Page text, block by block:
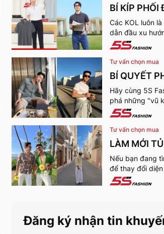
BÍ KÍP PHỐI
CÙNG KOL
STYLE THU
MỌI
Các KOL luôn
dẫn đầu xu
Hãy cùng 5S
những bí kíp
cùng KOL “bao
nhé!
Tư vấn chọn mua
BÍ QUYẾT
NAM VẠM
HÚT PHÁI
Hãy cùng 5S
phá những "vũ
để trở thành
nhờ “tận dụng”
ưu điếm sở hữu
vỡ của mình nhé:
Tư vấn chọn mua
LÀM MỚI
XU HƯỚNG
TRANG HOT
HÈ 2025
Nếu bạn đang
để thay đổi
“refresh” lại
xu hướng thời
xem có gì mới
sửa và diện
Đăng ký nhận tin